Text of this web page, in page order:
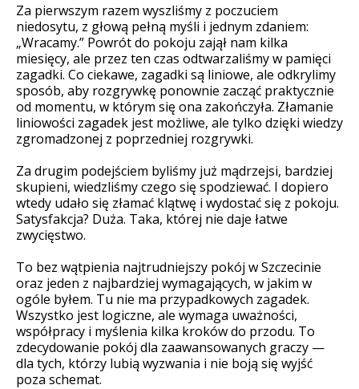
Za pierwszym razem wyszliśmy z poczuciem
niedosytu, z głową pełną myśli i jednym zdaniem:
„Wracamy.” Powrót do pokoju zajął nam kilka
miesięcy, ale przez ten czas odtwarzaliśmy w pamięci
zagadki. Co ciekawe, zagadki są liniowe, ale odkrylimy
sposób, aby rozgrywkę ponownie zacząć praktycznie
od momentu, w którym się ona zakończyła. Złamanie
liniowości zagadek jest możliwe, ale tylko dzięki wiedzy
zgromadzonej z poprzedniej rozgrywki.
Za drugim podejściem byliśmy już mądrzejsi, bardziej
skupieni, wiedzliśmy czego się spodziewać. I dopiero
wtedy udało się złamać klątwę i wydostać się z pokoju.
Satysfakcja? Duża. Taka, której nie daje łatwe
zwycięstwo.
To bez wątpienia najtrudniejszy pokój w Szczecinie
oraz jeden z najbardziej wymagających, w jakim w
ogóle byłem. Tu nie ma przypadkowych zagadek.
Wszystko jest logiczne, ale wymaga uważności,
współpracy i myślenia kilka kroków do przodu. To
zdecydowanie pokój dla zaawansowanych graczy —
dla tych, którzy lubią wyzwania i nie boją się wyjść
poza schemat.